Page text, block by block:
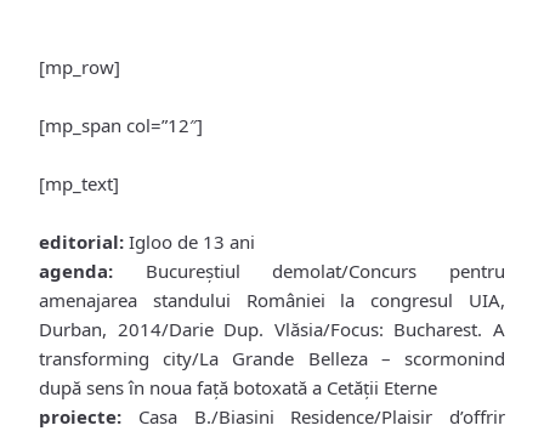
[mp_row]
[mp_span col=”12″]
[mp_text]
editorial: Igloo de 13 ani
agenda: Bucureştiul demolat/Concurs pentru
amenajarea standului României la congresul UIA,
Durban, 2014/Darie Dup. Vlăsia/Focus: Bucharest. A
transforming city/La Grande Belleza – scormonind
după sens în noua faţă botoxată a Cetăţii Eterne
proiecte: Casa B./Biasini Residence/Plaisir d’offrir